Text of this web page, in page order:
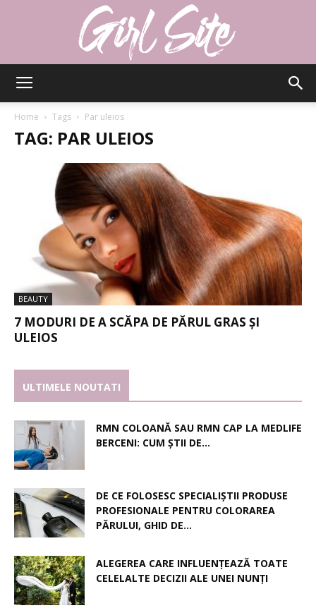
Home Tags Par uleios
TAG: PAR ULEIOS
BEAUTY
7 MODURI DE A SCĂPA DE PĂRUL GRAS ȘI
ULEIOS
ULTIMELE NOUTATI
RMN COLOANĂ SAU RMN CAP LA MEDLIFE
BERCENI: CUM ȘTII DE...
DE CE FOLOSESC SPECIALIȘTII PRODUSE
PROFESIONALE PENTRU COLORAREA
PĂRULUI, GHID DE...
ALEGEREA CARE INFLUENȚEAZĂ TOATE
CELELALTE DECIZII ALE UNEI NUNȚI